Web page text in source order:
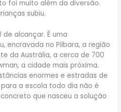
foi muito além da diversão.
subiu.
de alcançar. É uma
encravada no Pilbara, a região
da Austrália, a cerca de 700
a cidade mais próxima.
enormes e estradas de
a escola todo dia não é
que nasceu a solução